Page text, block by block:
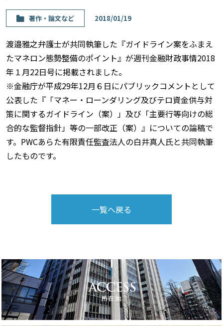
著作・論⽂など 2018/01/19
渡邉雅之弁護士が共同執筆した『ガイドライン案をふまえ
たマネロン態勢整備のポイント』が週刊金融財政事情2018
年１月22日号に掲載されました。
※金融庁が平成29年12月６日にパブリックコメントとして
公表した『「マネー・ローンダリング及びテロ資金供与対
策に関するガイドライン（案）」及び「主要行等向けの総
合的な監督指針」等の一部改正（案）』についての論稿で
す。PWCあらた有限責任監査法人の白井真人氏と共同執筆
したものです。
一覧へ戻る